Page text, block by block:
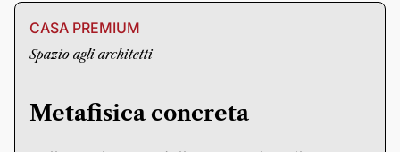
CASA PREMIUM
Spazio agli architetti
Metafisica concreta